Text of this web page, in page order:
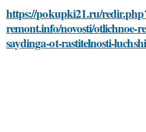
https://pokupki21.ru/
remont.info/novosti/otlichnoe-
saydinga-ot-rastitelnosti-